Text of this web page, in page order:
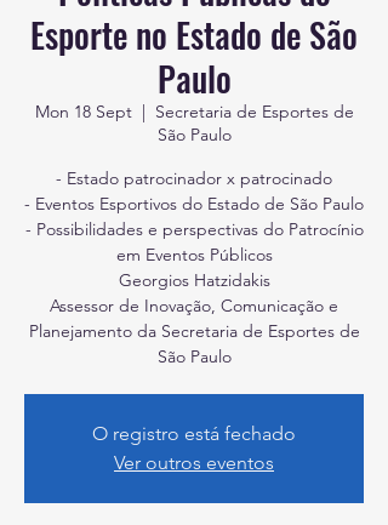
Esporte no Estado de São
Paulo
Mon 18 Sept
  |
Secretaria de Esportes de
São Paulo
- Estado patrocinador x patrocinado
- Eventos Esportivos do Estado de São Paulo
- Possibilidades e perspectivas do Patrocínio
em Eventos Públicos
Georgios Hatzidakis
Assessor de Inovação, Comunicação e
Planejamento da Secretaria de Esportes de
São Paulo
O registro está fechado
Ver outros eventos